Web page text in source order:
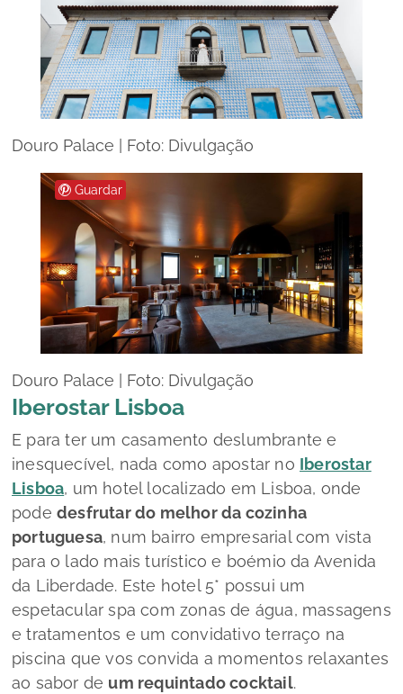
Douro Palace | Foto: Divulgação
Guardar
Douro Palace | Foto: Divulgação
Iberostar Lisboa
E para ter um casamento deslumbrante e
inesquecível, nada como apostar no Iberostar
Lisboa, um hotel localizado em Lisboa, onde
pode desfrutar do melhor da cozinha
portuguesa, num bairro empresarial com vista
para o lado mais turístico e boémio da Avenida
da Liberdade. Este hotel 5* possui um
espetacular spa com zonas de água, massagens
e tratamentos e um convidativo terraço na
piscina que vos convida a momentos relaxantes
ao sabor de um requintadococktail.